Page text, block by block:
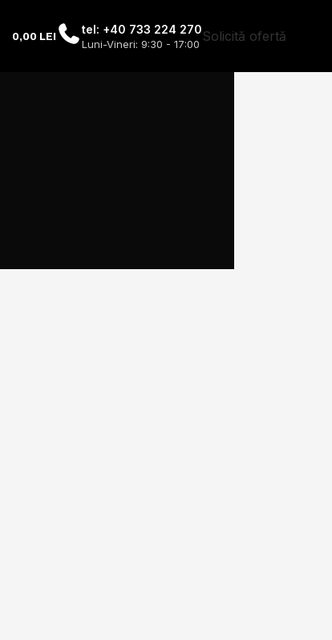
0,00 LEI tel: +40 733 224 270
Luni-Vineri: 9:30 - 17:00 Solicită ofertă